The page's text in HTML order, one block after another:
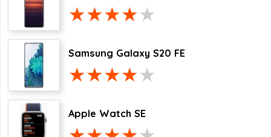
Samsung Galaxy S20 FE
Apple Watch SE